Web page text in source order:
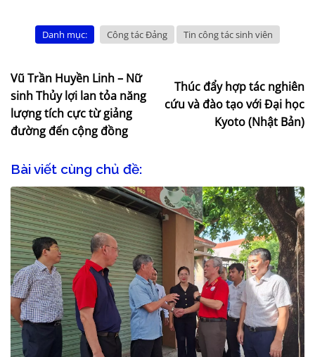
Danh mục: Công tác Đảng Tin công tác sinh viên
Vũ Trần Huyền Linh – Nữ
sinh Thủy lợi lan tỏa năng
lượng tích cực từ giảng
đường đến cộng đồng
Thúc đẩy hợp tác nghiên
cứu và đào tạo với Đại học
Kyoto (Nhật Bản)
Bài viết cùng chủ đề: